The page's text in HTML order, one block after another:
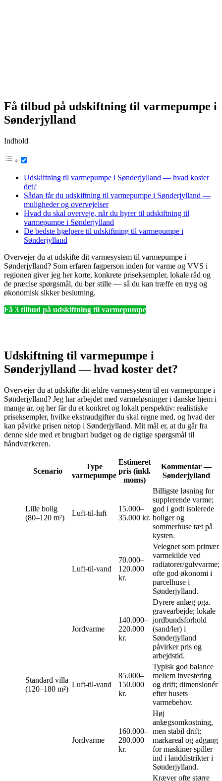
Få tilbud på udskiftning til varmepumpe i
Sønderjylland
Indhold
Udskiftning til varmepumpe i Sønderjylland — hvad koster
det?
Sådan får du udskiftning til varmepumpe i Sønderjylland —
muligheder og overvejelser
Hvad du skal overveje, når du hyrer til udskiftning til
varmepumpe i Sønderjylland
De bedste hjælpere til udskiftning til varmepumpe i
Sønderjylland
Overvejer du at udskifte dit varmesystem til varmepumpe i
Sønderjylland? Som erfaren fagperson inden for varme og VVS i
regionen giver jeg her korte, konkrete priseksempler, lokale råd og
de præcise spørgsmål, du bør stille — så du kan træffe en tryg og
økonomisk sikker beslutning.
Få 3 tilbud på udskiftning til varmepumpe
Udskiftning til varmepumpe i
Sønderjylland — hvad koster det?
Overvejer du at udskifte dit ældre varmesystem til en varmepumpe i
Sønderjylland? Jeg har arbejdet med varmeløsninger i danske hjem i
mange år, og her får du et konkret og lokalt perspektiv: realistiske
priseksempler, hvilke ekstraudgifter du skal regne med, og hvad der
kan påvirke prisen netop i Sønderjylland. Mit mål er, at du går fra
denne side med et brugbart budget og de rigtige spørgsmål til
håndværkeren.
Scenario
Type
varmepumpe
Estimeret
pris (inkl.
moms)
Kommentar —
Sønderjylland
Lille bolig
(80–120 m²)
Luft‑til‑luft
15.000–
35.000 kr.
Billigste løsning for
supplerende varme;
god i godt isolerede
boliger og
sommerhuse tæt på
kysten.
Luft‑til‑vand
70.000–
120.000
kr.
Velegnet som primær
varmekilde ved
radiatorer/gulvvarme;
ofte god økonomi i
parcelhuse i
Sønderjylland.
Jordvarme
140.000–
220.000
kr.
Dyrere anlæg pga.
gravearbejde; lokale
jordbundsforhold
(sand/ler) i
Sønderjylland
påvirker pris og
arbejdstid.
Standard villa
(120–180 m²)
Luft‑til‑vand
85.000–
150.000
kr.
Typisk god balance
mellem investering
og drift; dimensionér
efter husets
varmebehov.
Jordvarme
160.000–
280.000
kr.
Høj
anlægsomkostning,
men stabil drift;
markareal og adgang
for maskiner spiller
ind i landdistrikter i
Sønderjylland.
Kræver ofte større